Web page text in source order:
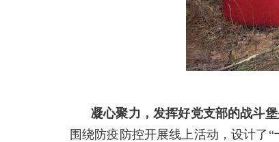
凝心聚力，发挥好党支部的战斗堡
围绕防疫防控开展线上活动，设计了